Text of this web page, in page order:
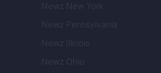
Newz New York
Newz Pennsylvania
Newz Illinois
Newz Ohio